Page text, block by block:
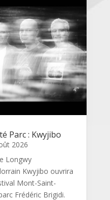
Parc : Kwyjibo
2026
Longwy
Kwyjibo ouvrira
Mont-Saint-
Frédéric Brigidi.